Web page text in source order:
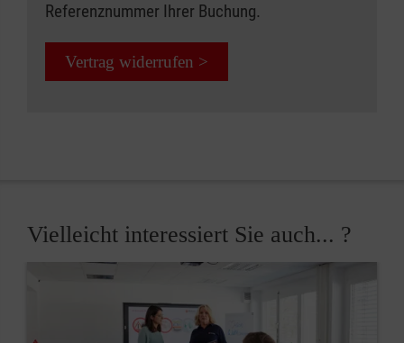
Referenznummer Ihrer Buchung.
Vertrag widerrufen >
Vielleicht interessiert Sie auch... ?